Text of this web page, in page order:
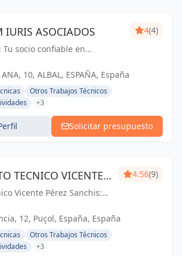
ASOCIADOS
socio confiable en
para proyectos
4(4)
ANA, 10, ALBAL, ESPAÑA, España
Otros Trabajos Técnicos
+3
Solicitar presupuesto
TECNICO VICENTE
Vicente Pérez Sanchis:
en realidad.
4.56(9)
12, Puçol, España, España
Otros Trabajos Técnicos
+3